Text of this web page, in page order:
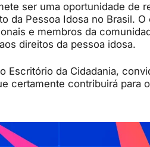
ser uma oportunidade de
da Pessoa Idosa no Brasil. O
e membros da
direitos da pessoa idosa.
Escritório da Cidadania,
certamente contribuirá para o